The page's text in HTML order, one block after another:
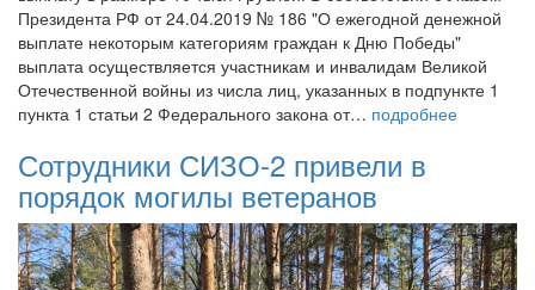
Президента РФ от 24.04.2019 № 186 "О ежегодной денежной
выплате некоторым категориям граждан к Дню Победы"
выплата осуществляется участникам и инвалидам Великой
Отечественной войны из числа лиц, указанных в подпункте 1
пункта 1 статьи 2 Федерального закона от… подробнее
Сотрудники СИЗО-2 привели в
порядок могилы ветеранов